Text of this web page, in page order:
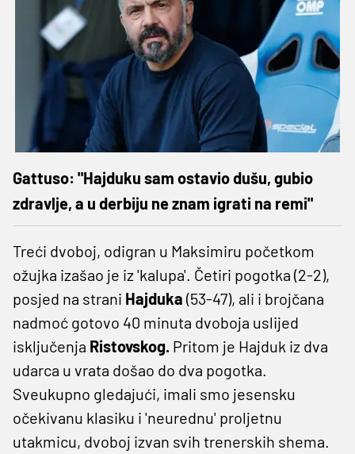
Gattuso: "Hajduku sam ostavio dušu, gubio
zdravlje, a u derbiju ne znam igrati na remi"
Treći dvoboj, odigran u Maksimiru početkom
ožujka izašao je iz 'kalupa'. Četiri pogotka (2-2),
posjed na strani Hajduka (53-47), ali i brojčana
nadmoć gotovo 40 minuta dvoboja uslijed
isključenja Ristovskog. Pritom je Hajduk iz dva
udarca u vrata došao do dva pogotka.
Sveukupno gledajući, imali smo jesensku
očekivanu klasiku i 'neurednu' proljetnu
utakmicu, dvoboj izvan svih trenerskih shema.